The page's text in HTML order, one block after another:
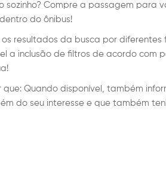
sozinho? Compre a passagem para
do ônibus!
os resultados da busca por
a inclusão de filtros de acordo
que: Quando disponível, também
do seu interesse e que também